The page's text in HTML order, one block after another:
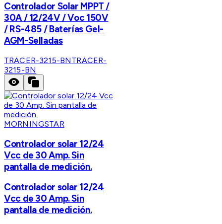
Controlador Solar MPPT /
30A / 12/24V / Voc 150V
/ RS-485 / Baterías Gel-
AGM-Selladas
TRACER-3215-BNTRACER-
3215-BN
MORNINGSTAR
Controlador solar 12/24
Vcc de 30 Amp. Sin
pantalla de medición.
Controlador solar 12/24
Vcc de 30 Amp. Sin
pantalla de medición.